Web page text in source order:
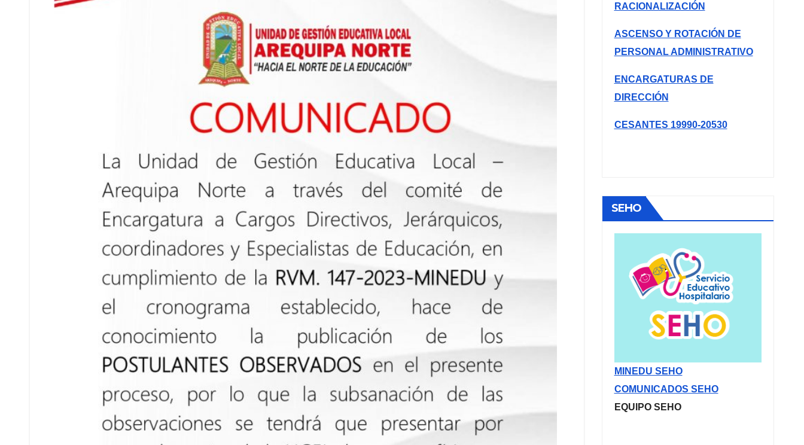
RACIONALIZACIÓN
ASCENSO Y ROTACIÓN DE
PERSONAL ADMINISTRATIVO
ENCARGATURAS DE
DIRECCIÓN
CESANTES 19990-20530
SEHO
MINEDU SEHO
COMUNICADOS SEHO
EQUIPO SEHO